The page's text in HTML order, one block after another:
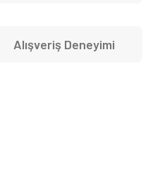
Alışveriş Deneyimi